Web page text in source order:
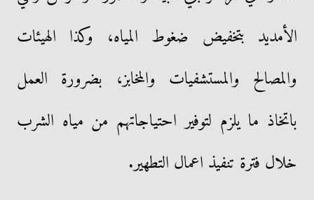
الأمديد بتخفيض ضغوط المياه، وكذا الهيئات
والمصالح والمستشفيات والمخابز، بضرورة العمل
باتخاذ ما يلزم لتوفير احتياجاتهم من مياه الشرب
خلال فترة تنفيذ اعمال التطهير.